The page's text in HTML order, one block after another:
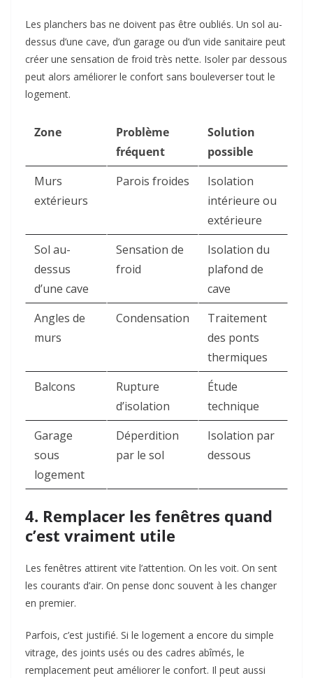
Les planchers bas ne doivent pas être oubliés. Un sol au-
dessus d’une cave, d’un garage ou d’un vide sanitaire peut
créer une sensation de froid très nette. Isoler par dessous
peut alors améliorer le confort sans bouleverser tout le
logement.
Zone
Problème
fréquent
Solution
possible
Murs
extérieurs
Parois froides
Isolation
intérieure ou
extérieure
Sol au-
dessus
d’une cave
Sensation de
froid
Isolation du
plafond de
cave
Angles de
murs
Condensation
Traitement
des ponts
thermiques
Balcons
Rupture
d’isolation
Étude
technique
Garage
sous
logement
Déperdition
par le sol
Isolation par
dessous
4. Remplacer les fenêtres quand
c’est vraiment utile
Les fenêtres attirent vite l’attention. On les voit. On sent
les courants d’air. On pense donc souvent à les changer
en premier.
Parfois, c’est justifié. Si le logement a encore du simple
vitrage, des joints usés ou des cadres abîmés, le
remplacement peut améliorer le confort. Il peut aussi